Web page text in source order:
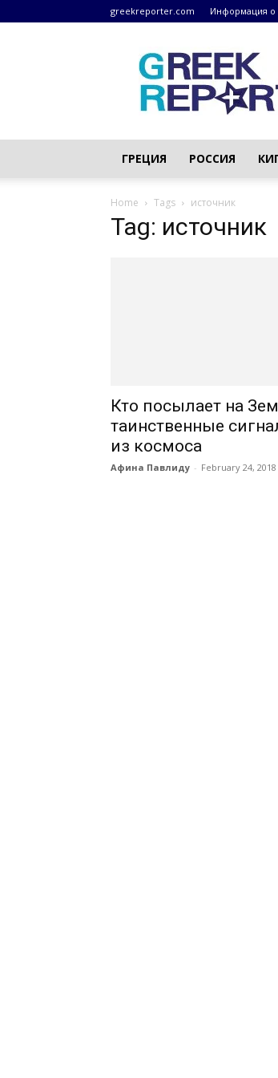
greekreporter.com Информация о
–
ГРЕЦИЯ РОССИЯ
Home Tags источник
Tag: источник
Кто посылает на
таинственные
из космоса
Афина Павлиду - February 24, 2018